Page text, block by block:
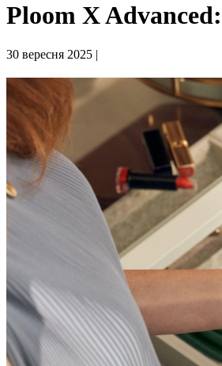
Ploom X Advanced:
30 вересня 2025 |